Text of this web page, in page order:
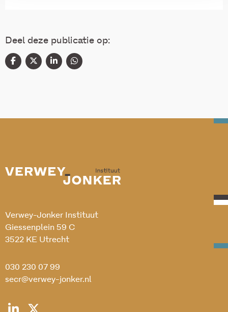
Deel deze publicatie op:
Verwey-Jonker Instituut
Giessenplein 59 C
3522 KE Utrecht
030 230 07 99
secr@verwey-jonker.nl